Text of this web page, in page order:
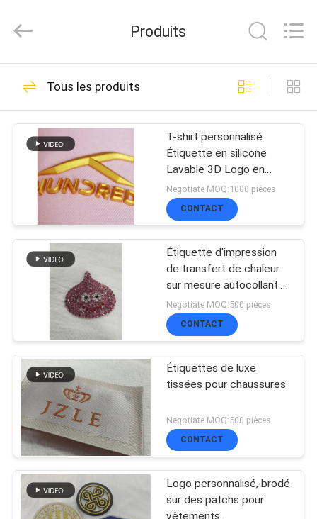
APERÇU
PRODUITS
DE
NOUS
VISITE
D'USINE
CONTRÔLE
DE
LA
QUALITÉ
T&K
Corrections faites
sur commande
d'habillement
291
personnalisée
patchs brodés
79
Labels d'habillement
de transfert de
chaleur
180
Produits
Tous les produits
T-shirt personnalisé
Étiquette en silicone
Lavable 3D Logo en
silicone doux Transfert
de chaleur Badge en
silicone
Negotiate MOQ:1000 pièces
CONTACT
Étiquette d'impression
de transfert de chaleur
sur mesure autocollant
de haute strass Logo de
repassage pour T-shirts
Chapeaux bricolage
Negotiate MOQ:500 pièces
CONTACT
Étiquettes de luxe
tissées pour chaussures
Negotiate MOQ:500 pièces
CONTACT
Logo personnalisé, brodé
sur des patchs pour
vêtements.